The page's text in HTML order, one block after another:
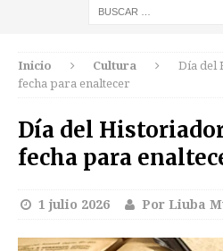
Inicio Cultura
Día del
fecha para enaltecer
Día del
fecha para
1 julio 2026 Por Liuba